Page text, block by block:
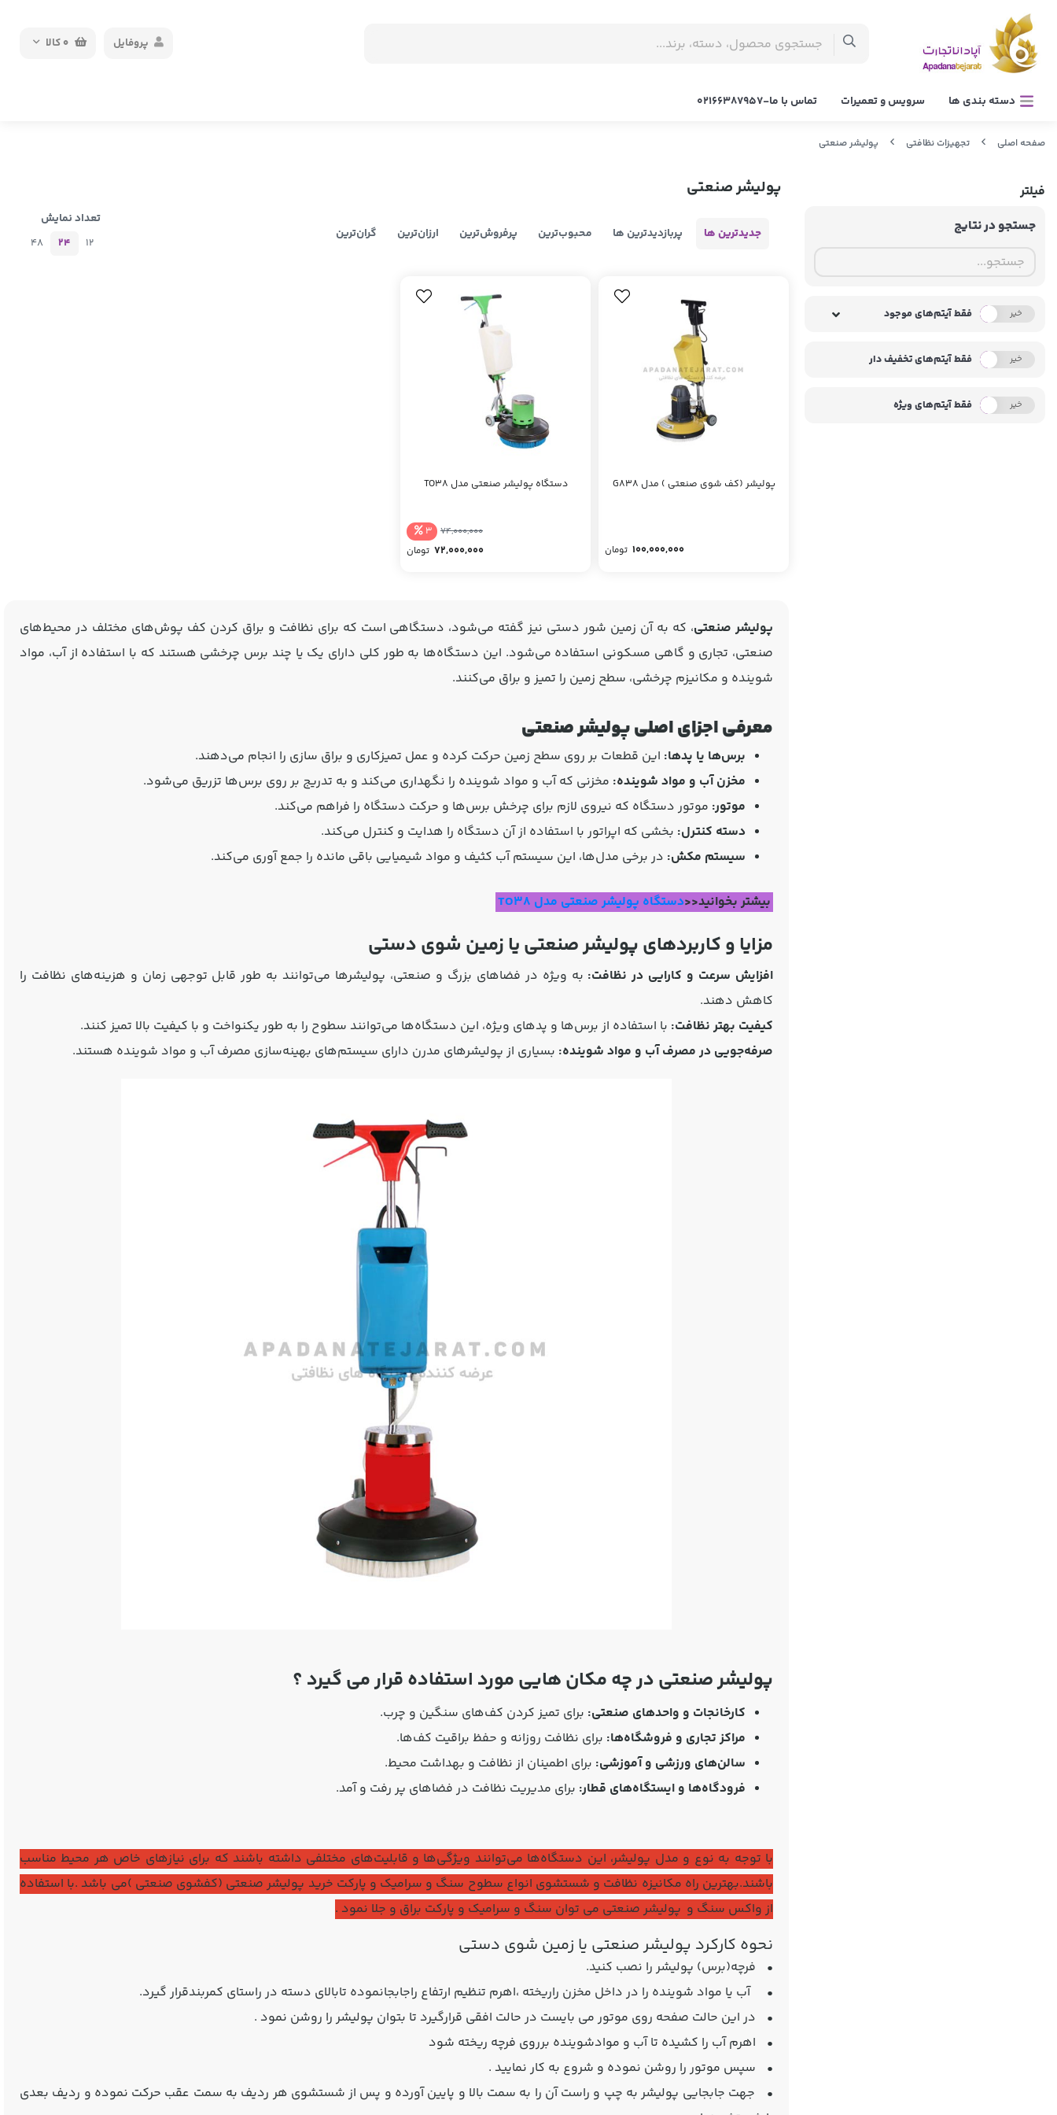
0کالا پروفایل
دسته بندی ها سرویس و تعمیرات تماس با ما-02166387957
صفحه اصلی تجهیزات نظافتی پولیشر صنعتی
فیلتر
جستجو در نتایج
بله خیر فقط آیتم‌های موجود
بله خیر فقط آیتم‌های تخفیف دار
بله خیر فقط آیتم‌های ویژه
پولیشر صنعتی
جدیدترین ها پربازدیدترین ها محبوب‌‌ترین پرفروش‌ترین ارزان‌ترین گران‌ترین
تعداد نمایش
12
24
48
پولیشر (کف شوی صنعتی ) مدل G838
100,000,000 تومان
دستگاه پولیشر صنعتی مدل TO38
74,000,000
3
72,000,000 تومان
پولیشر صنعتی، که به آن زمین شور دستی نیز گفته می‌شود، دستگاهی است که برای نظافت و براق کردن کف‌ پوش‌های مختلف در محیط‌های
صنعتی، تجاری و گاهی مسکونی استفاده می‌شود. این دستگاه‌ها به طور کلی دارای یک یا چند برس چرخشی هستند که با استفاده از آب، مواد
شوینده و مکانیزم چرخشی، سطح زمین را تمیز و براق می‌کنند.
معرفی اجزای اصلی پولیشر صنعتی
برس‌ها یا پدها: این قطعات بر روی سطح زمین حرکت کرده و عمل تمیزکاری و براق‌ سازی را انجام می‌دهند.
مخزن آب و مواد شوینده: مخزنی که آب و مواد شوینده را نگهداری می‌کند و به تدریج بر روی برس‌ها تزریق می‌شود.
موتور: موتور دستگاه که نیروی لازم برای چرخش برس‌ها و حرکت دستگاه را فراهم می‌کند.
دسته کنترل: بخشی که اپراتور با استفاده از آن دستگاه را هدایت و کنترل می‌کند.
سیستم مکش: در برخی مدل‌ها، این سیستم آب کثیف و مواد شیمیایی باقی‌ مانده را جمع‌ آوری می‌کند.
بیشتر بخوانید<<دستگاه پولیشر صنعتی مدل TO38
مزایا و کاربردهای پولیشر صنعتی یا زمین شوی دستی
افزایش سرعت و کارایی در نظافت: به ویژه در فضاهای بزرگ و صنعتی، پولیشرها می‌توانند به طور قابل توجهی زمان و هزینه‌های نظافت را
کاهش دهند.
کیفیت بهتر نظافت: با استفاده از برس‌ها و پدهای ویژه، این دستگاه‌ها می‌توانند سطوح را به طور یکنواخت و با کیفیت بالا تمیز کنند.
صرفه‌جویی در مصرف آب و مواد شوینده: بسیاری از پولیشرهای مدرن دارای سیستم‌های بهینه‌سازی مصرف آب و مواد شوینده هستند.
پولیشر صنعتی در چه مکان هایی مورد استفاده قرار می گیرد ؟
کارخانجات و واحدهای صنعتی: برای تمیز کردن کف‌های سنگین و چرب.
مراکز تجاری و فروشگاه‌ها: برای نظافت روزانه و حفظ براقیت کف‌ها.
سالن‌های ورزشی و آموزشی: برای اطمینان از نظافت و بهداشت محیط.
فرودگاه‌ها و ایستگاه‌های قطار: برای مدیریت نظافت در فضاهای پر رفت و آمد.
با توجه به نوع و مدل پولیشر، این دستگاه‌ها می‌توانند ویژگی‌ها و قابلیت‌های مختلفی داشته باشند که برای نیازهای خاص هر محیط مناسب
باشند.بهترین راه مکانیزه نظافت و شستشوی انواع سطوح سنگ و سرامیک و پارکت خرید پولیشر صنعتی (کفشوی صنعتی )می باشد .با استفاده
از واکس سنگ و پولیشر صنعتی می توان سنگ و سرامیک و پارکت براق و جلا نمود .
نحوه کارکرد پولیشر صنعتی یا زمین شوی دستی
• فرچه(برس) پولیشر را نصب کنید.
• آب یا مواد شوینده را در داخل مخزن راریخته ،اهرم تنظیم ارتفاع راجابجانموده تابالای دسته در راستای کمربندقرار گیرد.
• در این حالت صفحه روی موتور می بایست در حالت افقی قرارگیرد تا بتوان پولیشر را روشن نمود .
• اهرم آب را کشیده تا آب و موادشوینده برروی فرچه ریخته شود
• سپس موتور را روشن نموده و شروع به کار نمایید .
• جهت جابجایی پولیشر به چپ و راست آن را به سمت بالا و پایین آورده و پس از شستشوی هر ردیف به سمت عقب حرکت نموده و ردیف بعدی